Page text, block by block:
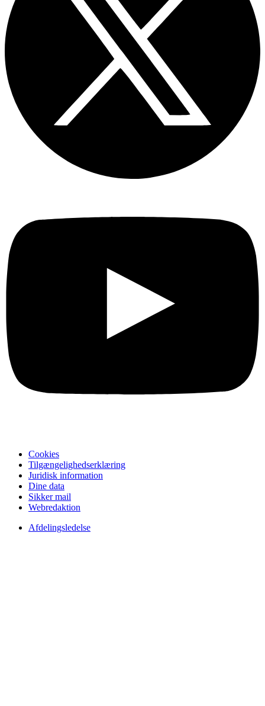
Cookies
Tilgængelighedserklæring
Juridisk information
Dine data
Sikker mail
Webredaktion
Afdelingsledelse